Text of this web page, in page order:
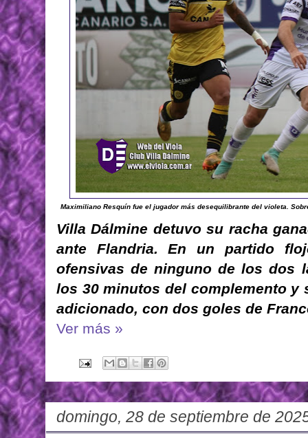
Maximiliano Resquín fue el jugador más desequilibrante del violeta.
Villa Dálmine detuvo su racha
ante Flandria. En un partido
ofensivas de ninguno de los dos
los 30 minutos del complemento y
adicionado, con dos goles de
Ver más »
domingo, 28 de septiembre de